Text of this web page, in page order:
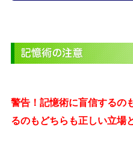
警告！記憶術に盲信するの
るのもどちらも正しい立場